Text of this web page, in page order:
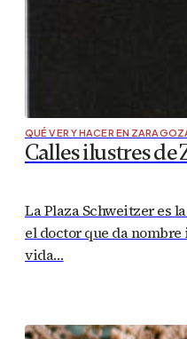
QUÉ VER Y HACER EN
Calles ilustres de
La Plaza Schweitzer es
el doctor que da
vida…